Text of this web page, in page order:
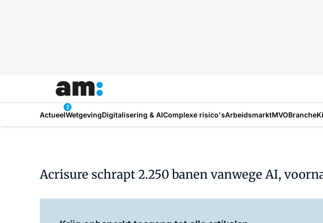
Actueel
2
WetgevingDigitalisering & AIComplexe risico'sArbeidsmarktMVOBranche
Acrisure schrapt 2.250 banen vanwege AI,